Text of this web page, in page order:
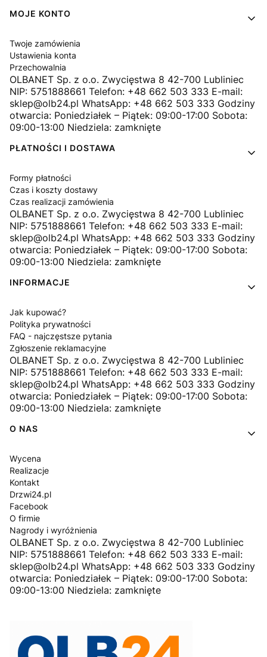
MOJE KONTO
Twoje zamówienia
Ustawienia konta
Przechowalnia
OLBANET Sp. z o.o. Zwycięstwa 8 42-700 Lubliniec
NIP: 5751888661 Telefon: +48 662 503 333 E-mail:
sklep@olb24.pl WhatsApp: +48 662 503 333 Godziny
otwarcia: Poniedziałek – Piątek: 09:00-17:00 Sobota:
09:00-13:00 Niedziela: zamknięte
PŁATNOŚCI I DOSTAWA
Formy płatności
Czas i koszty dostawy
Czas realizacji zamówienia
OLBANET Sp. z o.o. Zwycięstwa 8 42-700 Lubliniec
NIP: 5751888661 Telefon: +48 662 503 333 E-mail:
sklep@olb24.pl WhatsApp: +48 662 503 333 Godziny
otwarcia: Poniedziałek – Piątek: 09:00-17:00 Sobota:
09:00-13:00 Niedziela: zamknięte
INFORMACJE
Jak kupować?
Polityka prywatności
FAQ - najczęstsze pytania
Zgłoszenie reklamacyjne
OLBANET Sp. z o.o. Zwycięstwa 8 42-700 Lubliniec
NIP: 5751888661 Telefon: +48 662 503 333 E-mail:
sklep@olb24.pl WhatsApp: +48 662 503 333 Godziny
otwarcia: Poniedziałek – Piątek: 09:00-17:00 Sobota:
09:00-13:00 Niedziela: zamknięte
O NAS
Wycena
Realizacje
Kontakt
Drzwi24.pl
Facebook
O firmie
Nagrody i wyróżnienia
OLBANET Sp. z o.o. Zwycięstwa 8 42-700 Lubliniec
NIP: 5751888661 Telefon: +48 662 503 333 E-mail:
sklep@olb24.pl WhatsApp: +48 662 503 333 Godziny
otwarcia: Poniedziałek – Piątek: 09:00-17:00 Sobota:
09:00-13:00 Niedziela: zamknięte